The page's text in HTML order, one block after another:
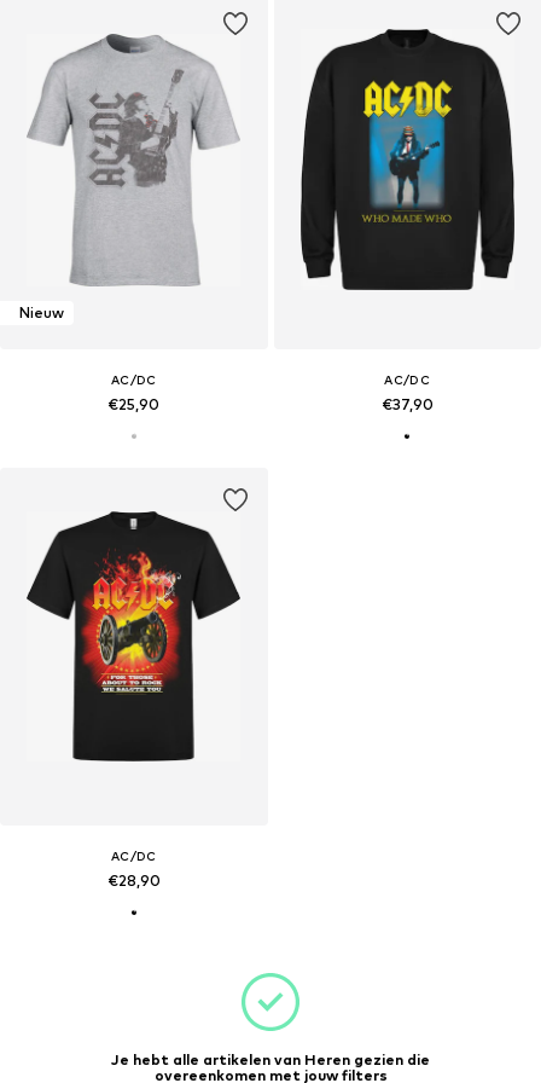
Nieuw
AC/DC
€25,90
AC/DC
€37,90
AC/DC
€28,90
Je hebt alle artikelen van Heren gezien die
overeenkomen met jouw filters